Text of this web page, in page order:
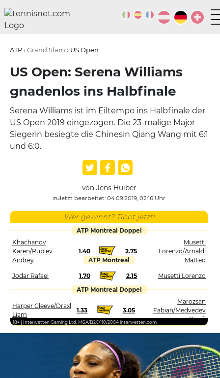
ATP› Grand Slam › US Open
US Open: Serena Williams
gnadenlos ins Halbfinale
Serena Williams ist im Eiltempo ins Halbfinale der
US Open 2019 eingezogen. Die 23-malige Major-
Siegerin besiegte die Chinesin Qiang Wang mit 6:1
und 6:0.
von Jens Huiber
zuletzt bearbeitet: 04.09.2019, 02:16 Uhr
Wer gewinnt? Tippt jetzt!
ATP Montreal Doppel
Khachanov
Karen/Rublev
Andrey
1.40 2.75
Musetti
Lorenzo/Arnaldi
Matteo
ATP Montreal
Jodar Rafael 1.70 2.15
Musetti Lorenzo
ATP Montreal Doppel
Harper Cleeve/Draxl
Liam
1.33 3.05
Marozsan
Fabian/Medvedev
Daniil
18+ | Interwetten Gaming Ltd. MGA/B2C/110/2004 interwetten.com